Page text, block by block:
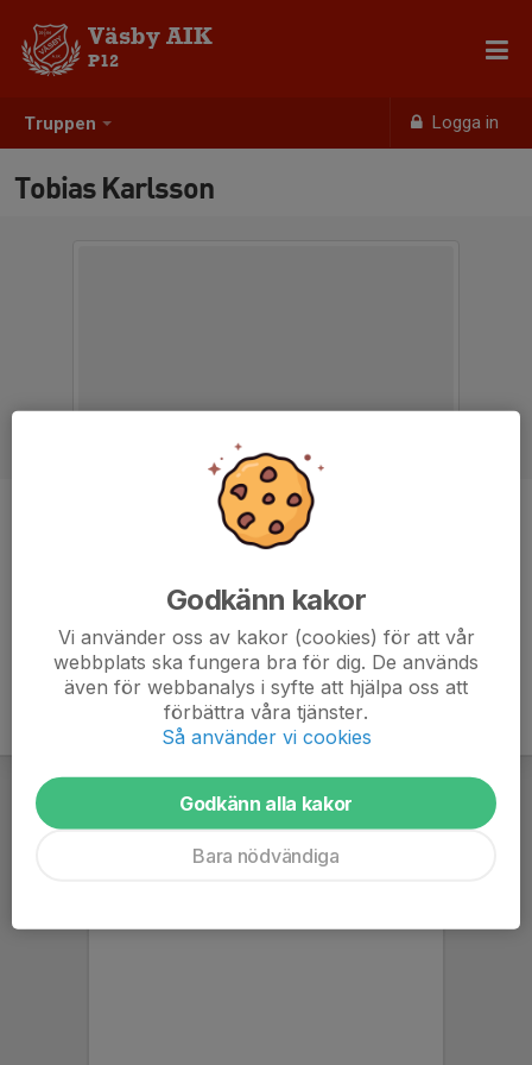
Truppen Logga in
Väsby AIK
P12
Tobias Karlsson
Tränare
Godkänn kakor
Vi använder oss av kakor (cookies) för att vår
webbplats ska fungera bra för dig. De används
även för webbanalys i syfte att hjälpa oss att
förbättra våra tjänster.
Så använder vi cookies
Godkänn alla kakor
Bara nödvändiga